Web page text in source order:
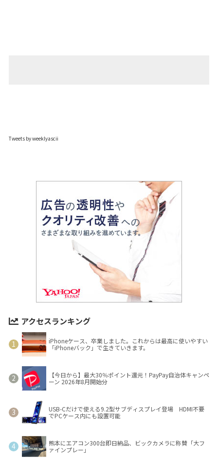
Tweets by weeklyascii
アクセスランキング
iPhoneケース、卒業しました。これからは最高に使いやすい
「iPhoneバック」で生きていきます。
【今日から】最大30％ポイント還元！PayPay自治体キャンペ
ーン 2026年8月開始分
USB-Cだけで使える9.2型サブディスプレイ登場 HDMI不要
でPCケース内にも設置可能
熊本にエアコン300台即日納品、ビックカメラに称賛「大フ
ァインプレー」